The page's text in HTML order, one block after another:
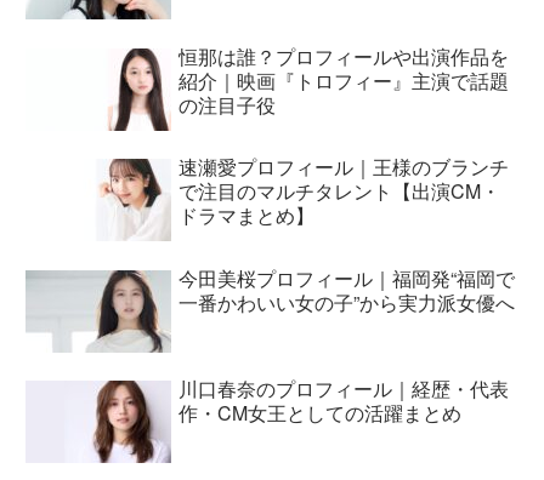
恒那は誰？プロフィールや出演作品を
紹介｜映画『トロフィー』主演で話題
の注目子役
速瀬愛プロフィール｜王様のブランチ
で注目のマルチタレント【出演CM・
ドラマまとめ】
今田美桜プロフィール｜福岡発“福岡で
一番かわいい女の子”から実力派女優へ
川口春奈のプロフィール｜経歴・代表
作・CM女王としての活躍まとめ